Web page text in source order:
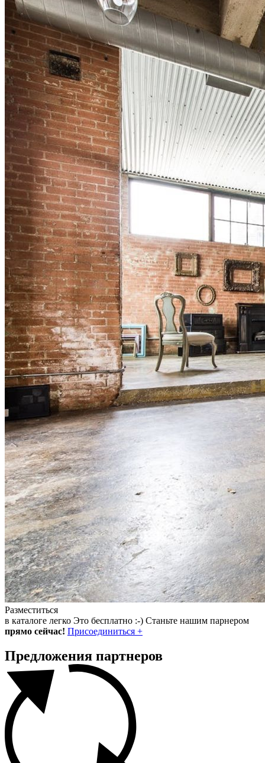
Разместиться
в каталоге легко Это бесплатно :-) Станьте нашим парнером
прямо сейчас! Присоединиться +
Предложения партнеров